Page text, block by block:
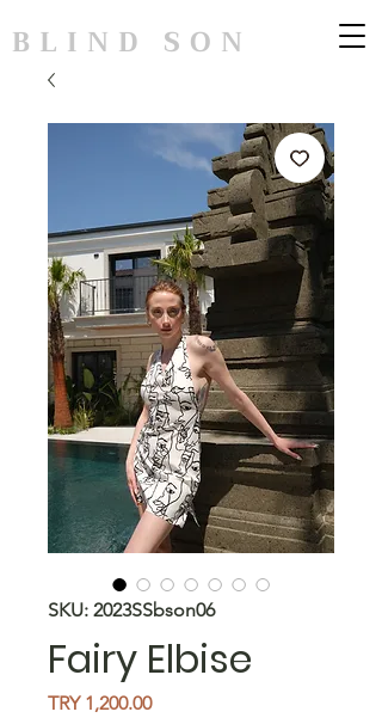
BLIND SON
SKU: 2023SSbson06
Fairy Elbise
TRY 1,200.00Price